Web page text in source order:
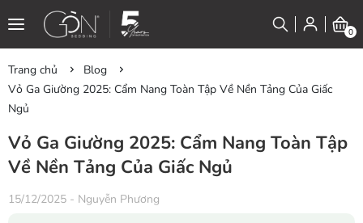
0
Trang chủ
Blog
Vỏ Ga Giường 2025: Cẩm Nang Toàn Tập Về Nền Tảng Của Giấc
Ngủ
Vỏ Ga Giường 2025: Cẩm Nang Toàn Tập
Về Nền Tảng Của Giấc Ngủ
15/12/2025 - Nguyễn Phương